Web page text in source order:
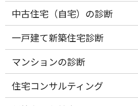
中古住宅（自宅）の診断
一戸建て新築住宅診断
マンションの診断
住宅コンサルティング